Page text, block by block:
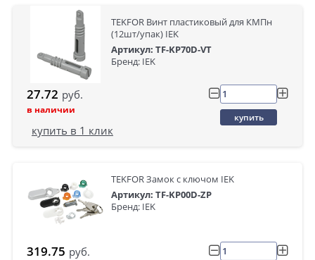
TEKFOR Винт пластиковый для КМПн
(12шт/упак) IEK
Артикул: TF-KP70D-VT
Бренд: IEK
27.72 руб.
в наличии
купить
купить в 1 клик
TEKFOR Замок с ключом IEK
Артикул: TF-KP00D-ZP
Бренд: IEK
319.75 руб.